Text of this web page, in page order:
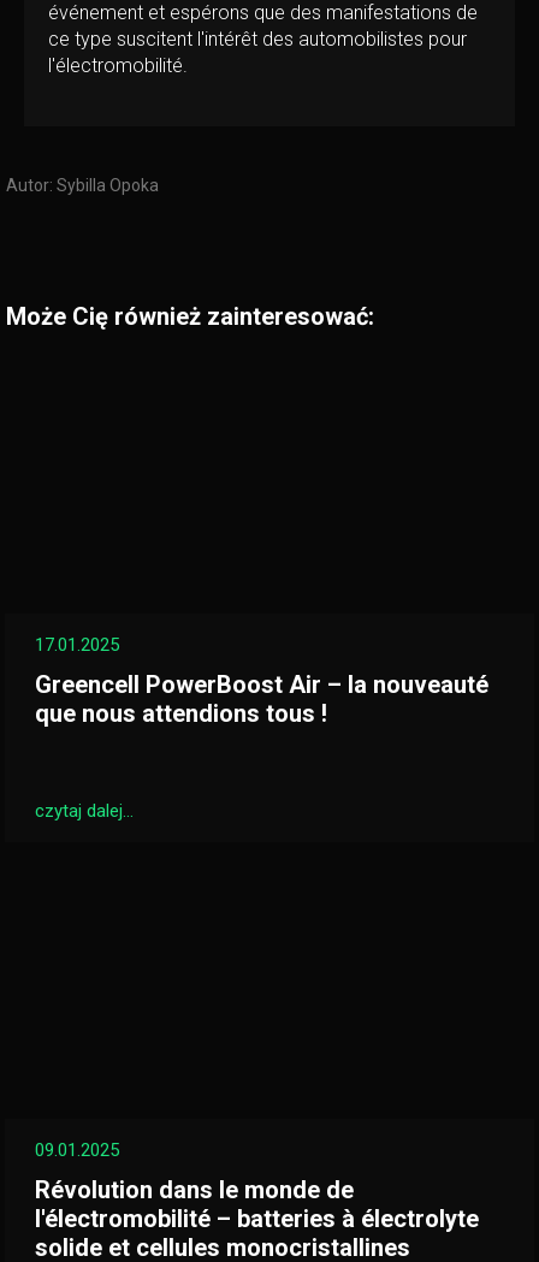
événement et espérons que des manifestations de
ce type suscitent l'intérêt des automobilistes pour
l'électromobilité.
Autor: Sybilla Opoka
Może Cię również zainteresować:
17.01.2025
Greencell PowerBoost Air – la nouveauté
que nous attendions tous !
czytaj dalej...
09.01.2025
Révolution dans le monde de
l'électromobilité – batteries à électrolyte
solide et cellules monocristallines